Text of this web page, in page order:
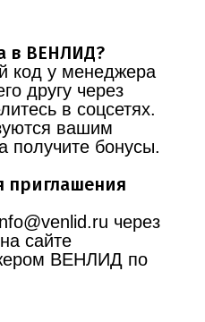
в ВЕНЛИД?
код у менеджера
другу через
в соцсетях.
вашим
получите бонусы.
приглашения
через
сайте
ВЕНЛИД по